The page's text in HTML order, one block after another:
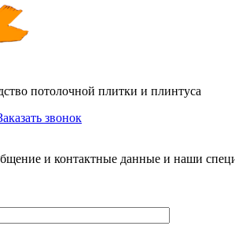
потолочной плитки и плинтуса
звонок
и контактные данные и наши